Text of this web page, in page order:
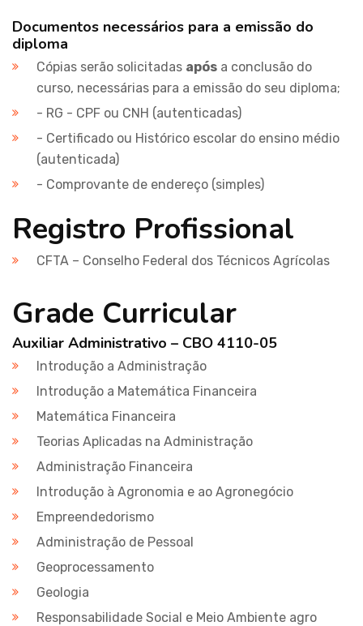
Documentos necessários para a emissão do
diploma
Cópias serão solicitadas após a conclusão do
curso, necessárias para a emissão do seu diploma;
- RG - CPF ou CNH (autenticadas)
- Certificado ou Histórico escolar do ensino médio
(autenticada)
- Comprovante de endereço (simples)
Registro Profissional
CFTA – Conselho Federal dos Técnicos Agrícolas
Grade Curricular
Auxiliar Administrativo – CBO 4110-05
Introdução a Administração
Introdução a Matemática Financeira
Matemática Financeira
Teorias Aplicadas na Administração
Administração Financeira
Introdução à Agronomia e ao Agronegócio
Empreendedorismo
Administração de Pessoal
Geoprocessamento
Geologia
Responsabilidade Social e Meio Ambiente agro